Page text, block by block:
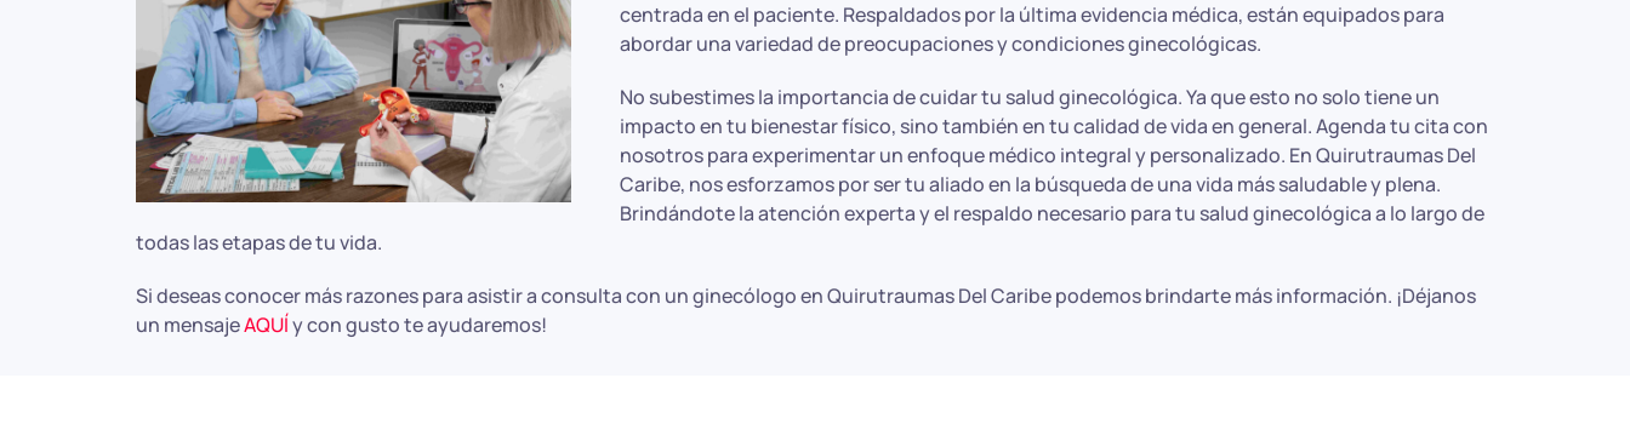
centrada en el paciente. Respaldados por la última evidencia médica, están equipados para
abordar una variedad de preocupaciones y condiciones ginecológicas.
No subestimes la importancia de cuidar tu salud ginecológica. Ya que esto no solo tiene un
impacto en tu bienestar físico, sino también en tu calidad de vida en general. Agenda tu cita con
nosotros para experimentar un enfoque médico integral y personalizado. En Quirutraumas Del
Caribe, nos esforzamos por ser tu aliado en la búsqueda de una vida más saludable y plena.
Brindándote la atención experta y el respaldo necesario para tu salud ginecológica a lo largo de
todas las etapas de tu vida.
Si deseas conocer más razones para asistir a consulta con un ginecólogo en Quirutraumas Del Caribe podemos brindarte más información. ¡Déjanos
un mensajeAQUÍy con gusto te ayudaremos!